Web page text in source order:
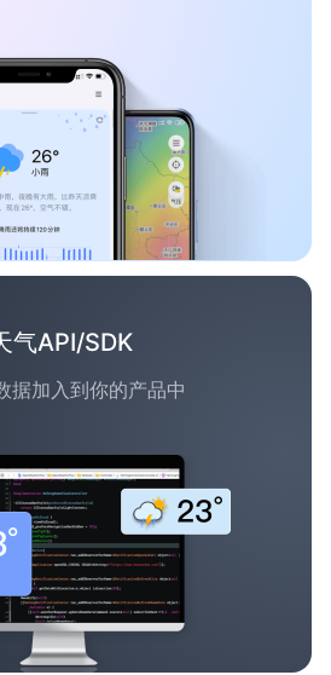
气API/SDK
据加入到你的产品中